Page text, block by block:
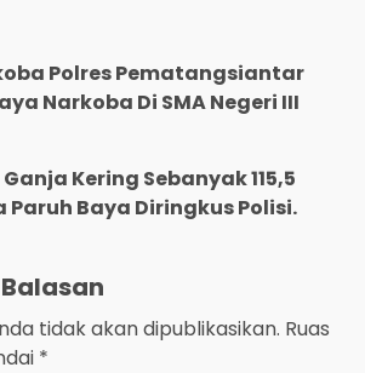
Polres Pematangsiantar
Narkoba Di SMA Negeri III
Kering Sebanyak 115,5
Paruh Baya Diringkus Polisi.
tidak akan dipublikasikan. Ruas
*